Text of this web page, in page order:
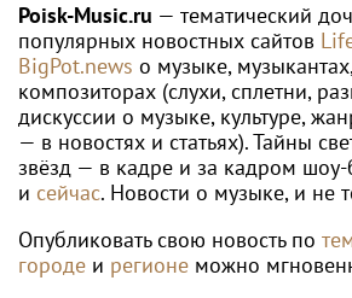
Poisk-Music.ru — тематический
популярных новостных сайтов
BigPot.news о музыке,
композиторах (слухи, сплетни,
дискуссии о музыке, культуре,
— в новостях и статьях). Тайны
звёзд — в кадре и за кадром шоу-
и сейчас. Новости о музыке, и не
Опубликовать свою новость по
городе и регионе можно